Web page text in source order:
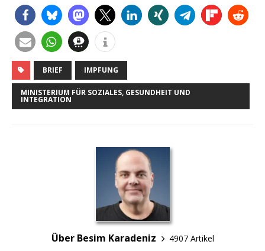
BRIEF IMPFUNG
MINISTERIUM FÜR SOZIALES, GESUNDHEIT UND
INTEGRATION
Über Besim Karadeniz
4907 Artikel